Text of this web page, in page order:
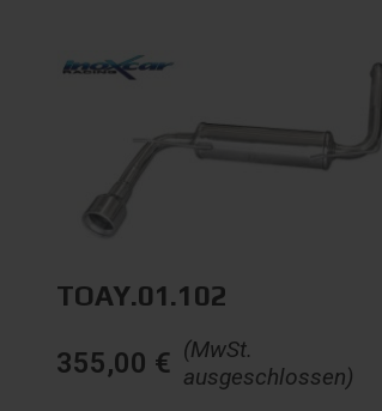
TOAY.01.102
(MwSt.
ausgeschlossen)
355,00 €